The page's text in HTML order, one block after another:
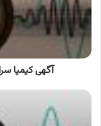
،
کاشی
کیمیا
سرام
میبد
آگهی کیمیا
آگهی